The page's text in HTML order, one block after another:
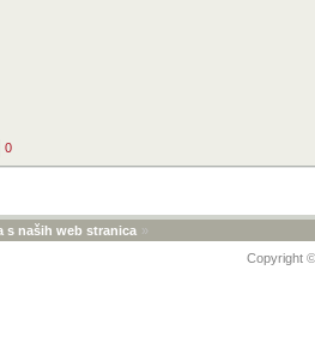
0
s naših web stranica »
Copyright